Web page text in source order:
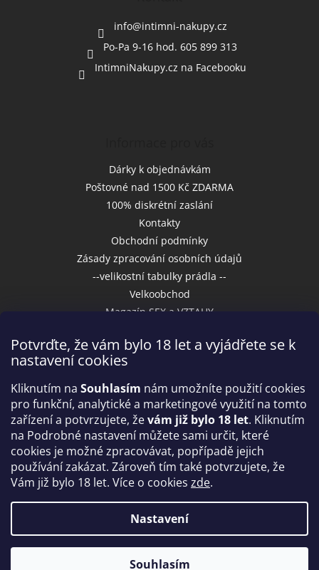
Potvrďte, že vám bylo 18 let a vyjádřete se k
nastavení cookies
Kliknutím na Souhlasím nám umožníte použití cookies
pro funkční, analytické a marketingové využití na tomto
zařízení a potvrzujete, ževám již bylo 18 let. Kliknutím
na Podrobné nastavení můžete sami určit, které
cookies je možné zpracovávat, popřípadě jejich
používání zakázat. Zároveň tím také potvrzujete, že
Vám již bylo 18 let. Více o cookies zde.
Nastavení
Souhlasím
info@intimni-nakupy.cz
Po-Pa 9-16 hod. 605 899 313
IntimniNakupy.cz na Facebooku
Dárky k objednávkám
Poštovné nad 1500 Kč ZDARMA
100% diskrétní zaslání
Kontakty
Obchodní podmínky
Zásady zpracování osobních údajů
--velikostní tabulky prádla --
Velkoobchod
Magazín SEX a VZTAHY
Přijímáme online platby
Copyright 2026IntimniNakupy.cz. Všechna práva
vyhrazena.